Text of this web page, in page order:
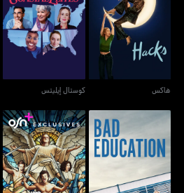
هاكس
هاكس
كوستال إيليتس
كوستال إيليتس
باد إديوكيشن ذا رايتوس جيمستونز